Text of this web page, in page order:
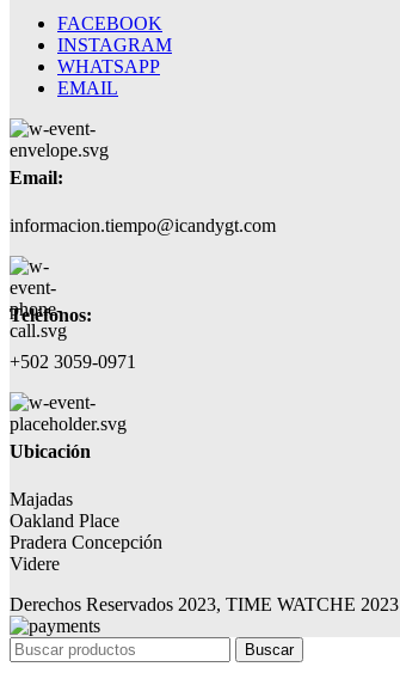
FACEBOOK
INSTAGRAM
WHATSAPP
EMAIL
Email:
informacion.tiempo@icandygt.com
Teléfonos:
+502 3059-0971
Ubicación
Majadas
Oakland Place
Pradera Concepción
Videre
Derechos Reservados 2023, TIME WATCHE 2023
Buscar